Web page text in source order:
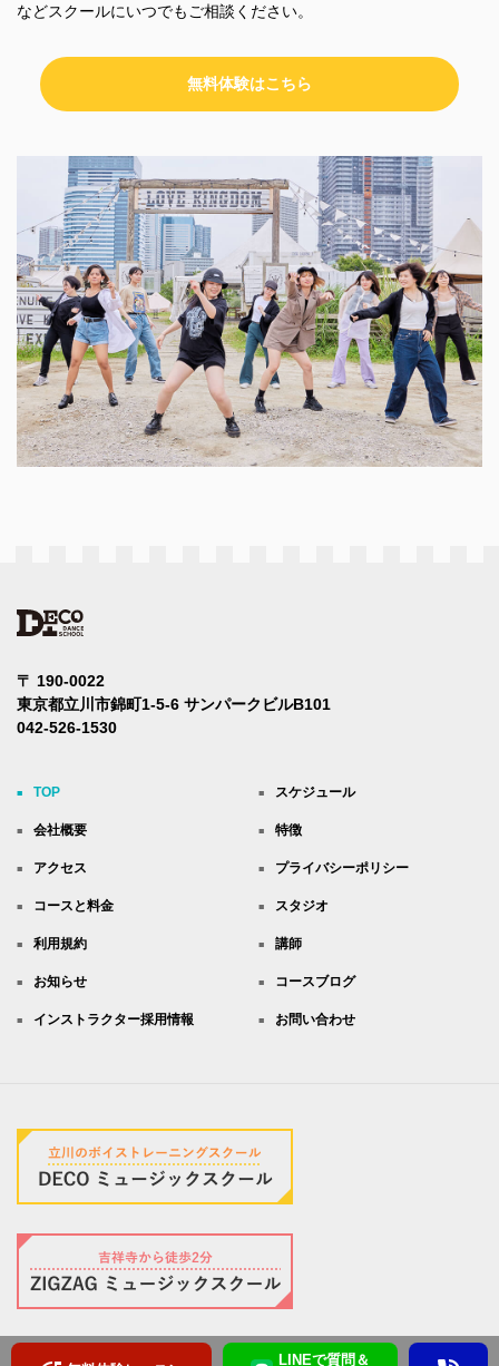
などスクールにいつでもご相談ください。
無料体験はこちら
〒 190-0022
東京都立川市錦町1-5-6 サンパークビルB101
042-526-1530
TOP スケジュール
会社概要 特徴
アクセス プライバシーポリシー
コースと料金 スタジオ
利用規約 講師
お知らせ コースブログ
インストラクター採用情報 お問い合わせ
LINEで質問＆